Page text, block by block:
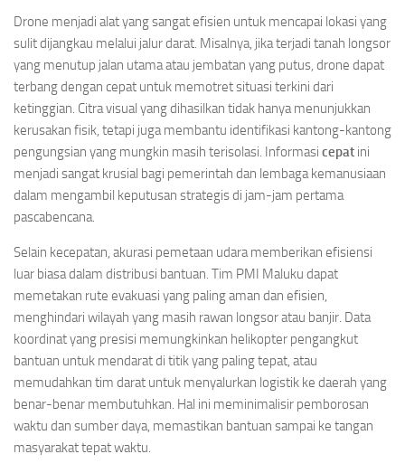
Drone menjadi alat yang sangat efisien untuk mencapai lokasi yang
sulit dijangkau melalui jalur darat. Misalnya, jika terjadi tanah longsor
yang menutup jalan utama atau jembatan yang putus, drone dapat
terbang dengan cepat untuk memotret situasi terkini dari
ketinggian. Citra visual yang dihasilkan tidak hanya menunjukkan
kerusakan fisik, tetapi juga membantu identifikasi kantong-kantong
pengungsian yang mungkin masih terisolasi. Informasi cepat ini
menjadi sangat krusial bagi pemerintah dan lembaga kemanusiaan
dalam mengambil keputusan strategis di jam-jam pertama
pascabencana.
Selain kecepatan, akurasi pemetaan udara memberikan efisiensi
luar biasa dalam distribusi bantuan. Tim PMI Maluku dapat
memetakan rute evakuasi yang paling aman dan efisien,
menghindari wilayah yang masih rawan longsor atau banjir. Data
koordinat yang presisi memungkinkan helikopter pengangkut
bantuan untuk mendarat di titik yang paling tepat, atau
memudahkan tim darat untuk menyalurkan logistik ke daerah yang
benar-benar membutuhkan. Hal ini meminimalisir pemborosan
waktu dan sumber daya, memastikan bantuan sampai ke tangan
masyarakat tepat waktu.